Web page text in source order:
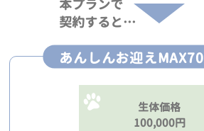
本プランで
契約すると…
あんしんお迎え
生体価格
100,000円